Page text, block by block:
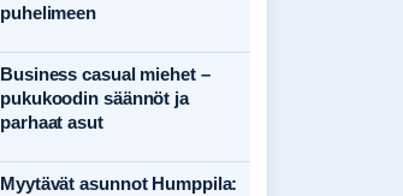
puhelimeen
Business casual miehet –
pukukoodin säännöt ja
parhaat asut
Myytävät asunnot Humppila: